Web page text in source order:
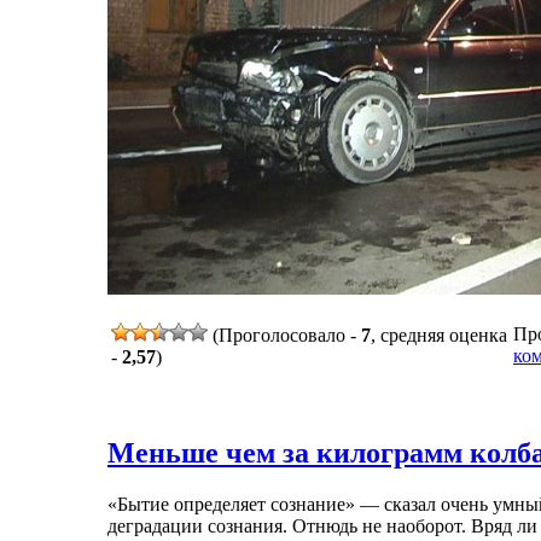
(Проголосовало - 7, средняя оценка
- 2,57)
Меньше чем за килограмм
«Бытие определяет сознание» — сказал очень
деградации сознания. Отнюдь не наоборот. Вряд